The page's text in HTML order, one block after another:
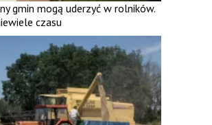
gmin mogą uderzyć w rolników.
czasu